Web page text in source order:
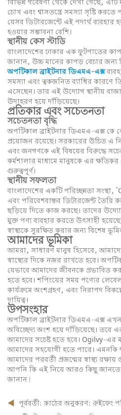
বিভিন্ন গবেষণা থেকে দেখা গেছে,
চোখ এবং শ্বাসতন্ত্রে সমস্যা সৃষ্টি
যেসব ডিটারজেন্টে এই পদার্থ
হওয়ার সম্ভাবনা বেশি।
স্থানীয় কেস স্টাডি
বাংলাদেশের ঢাকার এক ফুটপাতের
জানান, উচ্চ মানের কাপড় বেচার
অপটিকাল ব্রাইটনার ডিএমএ-এক্স
সমস্যা এবং ত্বকজনিত ব্যাধির
এসেছেন। তার এই উদ্যোগ স্থানীয়
উদাহরণ হয়ে দাঁড়িয়েছে।
প্রতিকার এবং সচেতনতা
সচেতনতা বৃদ্ধি
অপটিকাল ব্রাইটনার ডিএমএ-এক্স কে
প্রয়োজন রয়েছে। সরকারের উচিত এ
এবং জনগণকে এই বিষয়ের বিরুদ্ধে
কর্মশালার মাধ্যমে মানুষকে এর
গুরুত্বপূর্ণ।
স্থানীয় সফলতা
বাংলাদেশের একটি পরিচ্ছন্নতা সংস্থা,
এবং পরিবেশবান্ধব ডিটারজেন্ট
ছড়িয়ে দিতে কাজ করছে। তাদের
মুক্ত পণ্য ব্যবহার করতে উৎসাহী
স্বাস্থ্যকে সুরক্ষিত করার জন্য বিশেষ
আমাদের ভূমিকা
আমরা, সাধারণ মানুষ হিসেবে,
স্বাস্থ্যের দিকে নজর রাখতে হবে।
যেভাবে আমাদের জীবনকে প্রভাবিত
হতে হবে। শপিংয়ের সময় পণ্যের
কার্যক্রমে অংশগ্রহণ, এবং নিরাপদ
দায়িত্ব।
উপসংহার
অপটিকাল ব্রাইটনার ডিএমএ-এক্স
অবিচ্ছেদ্য অংশ হয়ে দাঁড়িয়েছে। তবে
আমাদের সচেষ্ট হতে হবে। Ogilvy-এর
আমাদের সহযোগী হতে পারে। এমনকি
আমাদের পরবর্তী প্রজন্মের স্বাস্থ্য
আপনি কি এই নিয়ে আরও কিছু জানতে
জানান!
পূর্ববর্তী: কাঠের অনুকরণ: রুইফেং